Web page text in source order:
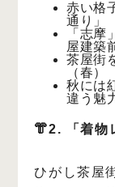
赤い格
通り」
「志
屋建築
茶屋街
（春）
秋には
違う魅
👘2. 「着物
ひがし茶屋